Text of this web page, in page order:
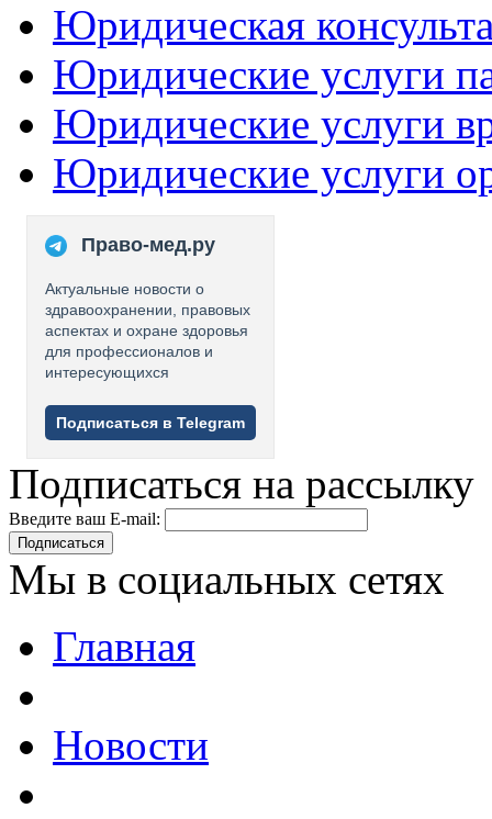
Юридическая
Юридические услуги
Юридические услуги
Юридические услуги
Право-мед.ру
Актуальные новости о
здравоохранении, правовых
аспектах и охране здоровья
для профессионалов и
интересующихся
Подписаться в Telegram
Подписаться на рассылку
Введите ваш E-mail:
Подписаться
Мы в социальных сетях
Главная
Новости